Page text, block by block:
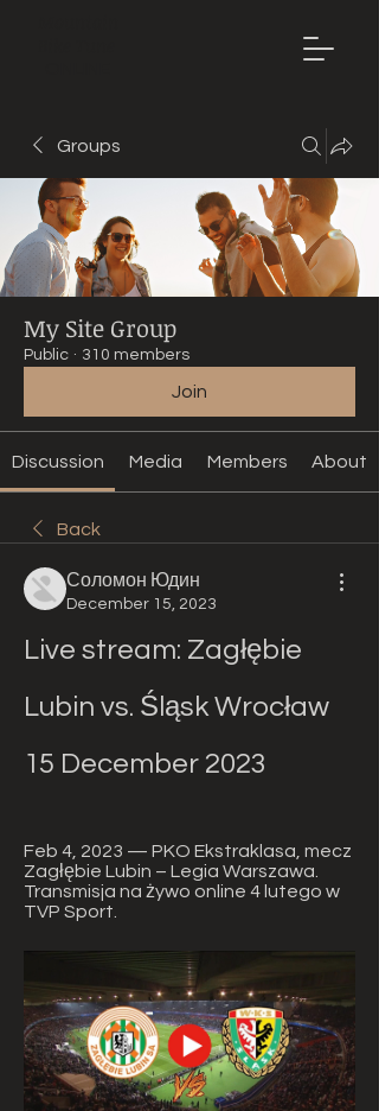
Groups
My Site Group
Public · 310 members
Join
Discussion Media Members About
Back
Соломон Юдин
December 15, 2023
Live stream: Zagłębie
Lubin vs. Śląsk Wrocław
15 December 2023
Feb 4, 2023 — PKO Ekstraklasa, mecz
Zagłębie Lubin – Legia Warszawa.
Transmisja na żywo online 4 lutego w
TVP Sport.